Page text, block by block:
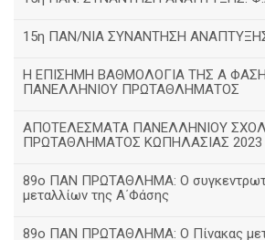
15η ΠΑΝ/ΝΙΑ ΣΥΝΑΝΤΗΣΗ
Η ΕΠΙΣΗΜΗ ΒΑΘΜΟΛΟΓΙΑ ΤΗΣ Α
ΠΑΝΕΛΛΗΝΙΟΥ ΠΡΩΤΑΘΛΗΜΑΤΟΣ
ΑΠΟΤΕΛΕΣΜΑΤΑ ΠΑΝΕΛΛΗΝΙΟΥ
ΠΡΩΤΑΘΛΗΜΑΤΟΣ ΚΩΠΗΛΑΣΙΑΣ 2023
89ο ΠΑΝ ΠΡΩΤΑΘΛΗΜΑ: Ο
μεταλλίων της Α΄Φάσης
89ο ΠΑΝ ΠΡΩΤΑΘΛΗΜΑ: Ο Πίνακας